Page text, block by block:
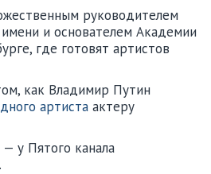
руководителем
имени и основателем Академии
где готовят артистов
как Владимир Путин
артиста актеру
у Пятого канала
.